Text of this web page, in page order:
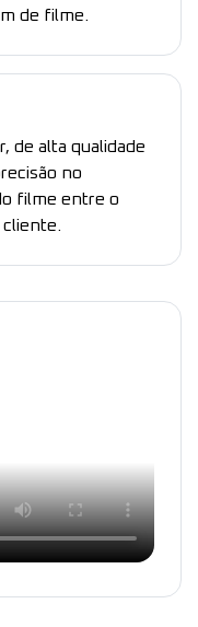
de filme.
de alta qualidade
no
filme entre o